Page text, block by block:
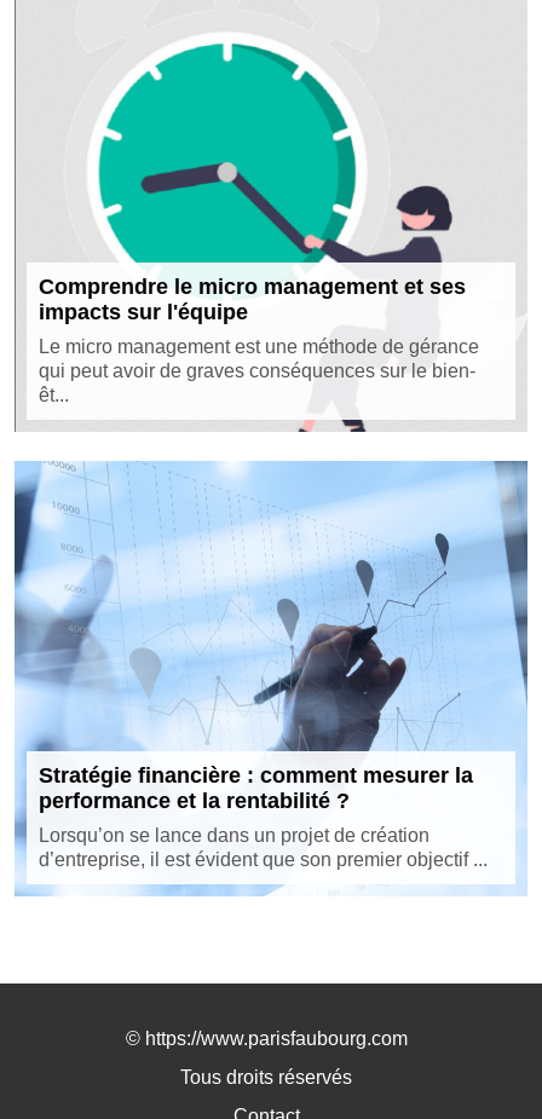
Comprendre le micro management et ses
impacts sur l'équipe
Le micro management est une méthode de gérance
qui peut avoir de graves conséquences sur le bien-
êt...
Stratégie financière : comment mesurer la
performance et la rentabilité ?
Lorsqu’on se lance dans un projet de création
d’entreprise, il est évident que son premier objectif ...
© https://www.parisfaubourg.com
Tous droits réservés